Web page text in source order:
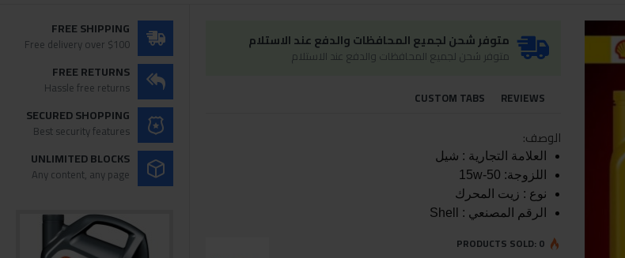
متوفر شحن لجميع المحافظات والدفع عند الاستلام
متوفر شحن لجميع المحافظات والدفع عند الاستلام
REVIEWS
CUSTOM TABS
الوصف:
العلامة التجارية : شيل
اللزوجة: 15w-50
نوع : زيت المحرك
الرقم المصنعي : Shell
PRODUCTS SOLD: 0
FREE SHIPPING
Free delivery over $100
FREE RETURNS
Hassle free returns
SECURED SHOPPING
Best security features
UNLIMITED BLOCKS
Any content, any page